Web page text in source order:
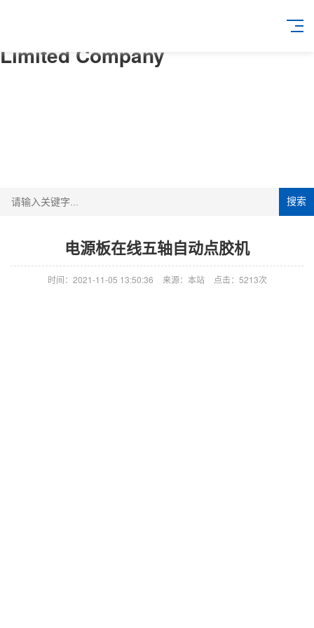
Limited Company
搜索
电源板在线五轴自动点胶机
时间：2021-11-05 13:50:36 来源：本站 点击：5213次